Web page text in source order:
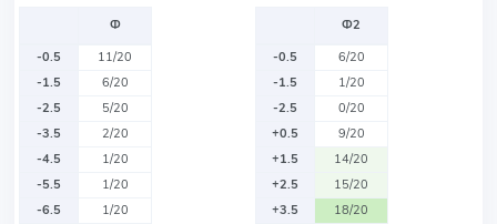
Ф
-0.5
11/20
-1.5
6/20
-2.5
5/20
-3.5
2/20
-4.5
1/20
-5.5
1/20
-6.5
1/20
Ф2
-0.5
6/20
-1.5
1/20
-2.5
0/20
+0.5
9/20
+1.5
14/20
+2.5
15/20
+3.5
18/20